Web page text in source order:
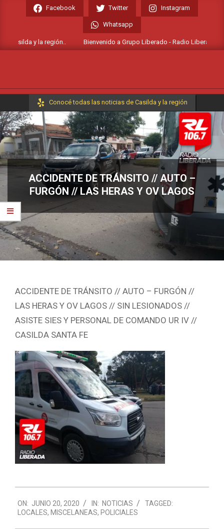
Facebook Twitter Instagram
Whatsapp
y la región.. Bienvenido a Grupo Liberado - Radio Liberada
Primary
Menu
Conocé todas las noticias de Casilda y la región
ACCIDENTE DE TRÁNSITO // AUTO –
FURGÓN // LAS HERAS Y OV LAGOS
ACCIDENTE DE TRÁNSITO // AUTO – FURGÓN //
LAS HERAS Y OV LAGOS // SIN LESIONADOS //
ASISTE SIES Y PERSONAL DE COMANDO UR IV //
CASILDA SANTA FE
06-
20
ON: JUNIO 20, 2020 IN: NOTICIAS
TAGGED:
LOCALES, MISCELANEAS, POLICIALES